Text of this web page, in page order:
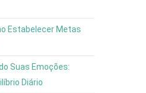
Estabelecer Metas
Suas Emoções:
Diário